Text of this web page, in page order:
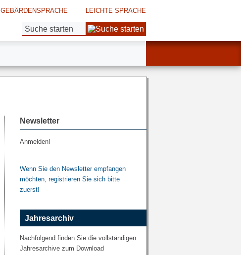
GEBÄRDENSPRACHE LEICHTE SPRACHE
Suche:
Newsletter
Anmelden!
Wenn Sie den Newsletter empfangen
möchten, registrieren Sie sich bitte
zuerst!
Jahresarchiv
Nachfolgend finden Sie die vollständigen
Jahresarchive zum Download